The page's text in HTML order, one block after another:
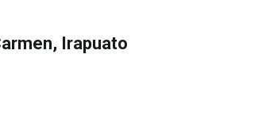
Irapuato